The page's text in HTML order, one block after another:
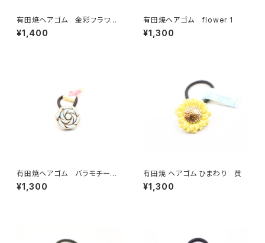
有田焼ヘアゴム 金彩フラワー
淡いブルー
¥1,400
有田焼ヘアゴム flower 1
¥1,300
有田焼ヘアゴム バラモチーフ
（水色）
¥1,300
有田焼 ヘアゴム ひまわり 黄
¥1,300